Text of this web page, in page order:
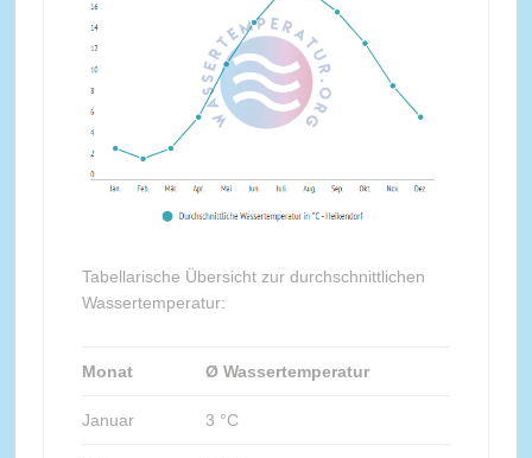
Tabellarische Übersicht zur durchschnittlichen
Wassertemperatur:
Monat Ø Wassertemperatur
Januar 3 °C